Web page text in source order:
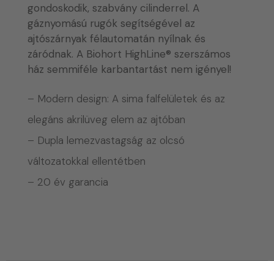
gondoskodik, szabvány cilinderrel. A
gáznyomású rugók segítségével az
ajtószárnyak félautomatán nyílnak és
záródnak. A Biohort HighLine® szerszámos
ház semmiféle karbantartást nem igényel!
– Modern design: A sima falfelületek és az
elegáns akrilüveg elem az ajtóban
– Dupla lemezvastagság az olcsó
változatokkal ellentétben
– 20 év garancia